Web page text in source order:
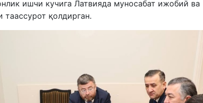
ишчи кучига Латвияда муносабат ижобий ва
қолдирган.